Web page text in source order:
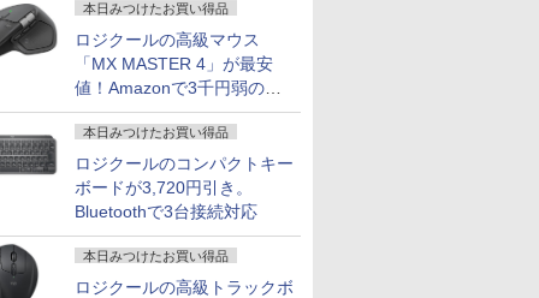
本日みつけたお買い得品
ロジクールの高級マウス
「MX MASTER 4」が最安
値！Amazonで3千円弱の割
引
本日みつけたお買い得品
ロジクールのコンパクトキー
ボードが3,720円引き。
Bluetoothで3台接続対応
本日みつけたお買い得品
ロジクールの高級トラックボ